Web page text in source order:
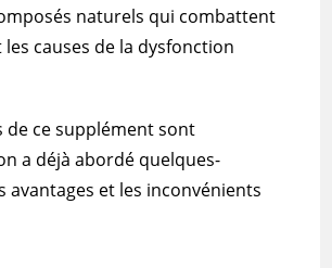
naturels qui combattent
causes de la dysfonction
de ce supplément sont
a déjà abordé quelques-
avantages et les inconvénients